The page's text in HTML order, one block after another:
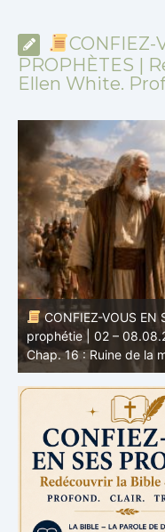
CONFIEZ-
PROPHÈTES |
Ellen White.
CONFIEZ-VOUS EN
prophétie | 02 –
Chap. 16 : Ruine de la